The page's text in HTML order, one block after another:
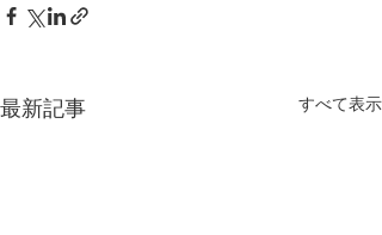
最新記事 すべて表示